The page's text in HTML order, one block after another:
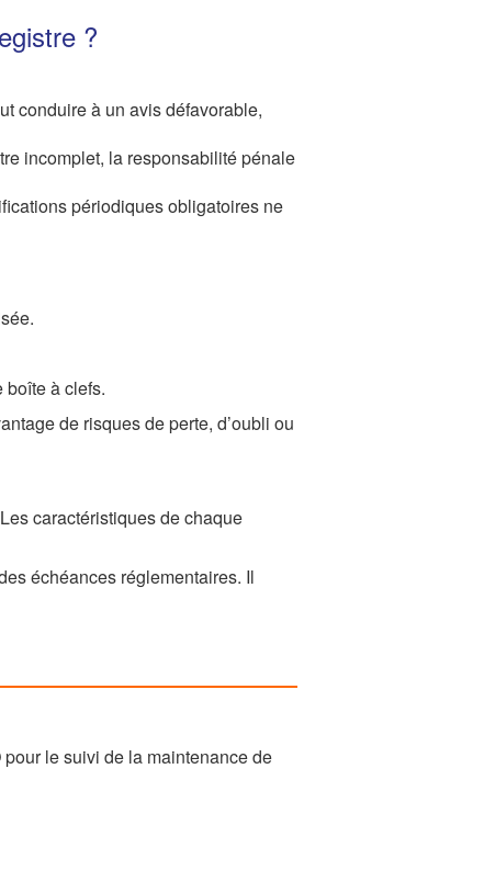
?
conduire à un avis défavorable,
incomplet, la responsabilité pénale
périodiques obligatoires ne
boîte à clefs.
de risques de perte, d’oubli ou
caractéristiques de chaque
échéances réglementaires. Il
le suivi de la maintenance de